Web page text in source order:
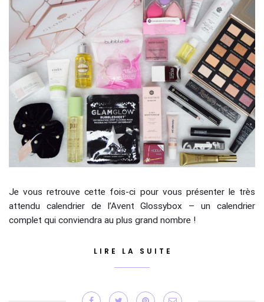
Je vous retrouve cette fois-ci pour vous présenter le très
attendu calendrier de l’Avent Glossybox – un calendrier
complet qui conviendra au plus grand nombre !
LIRE LA SUITE